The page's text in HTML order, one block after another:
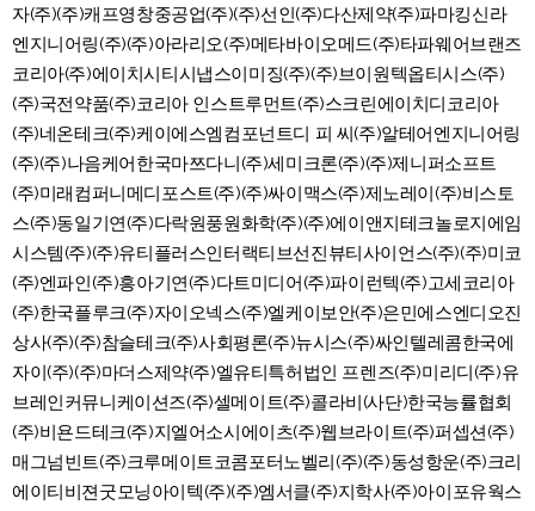
자(주)(주)캐프영창중공업(주)(주)선인(주)다산제약(주)파마킹신라
엔지니어링(주)(주)아라리오(주)메타바이오메드(주)타파웨어브랜즈
코리아(주)에이치시티시냅스이미징(주)(주)브이원텍옵티시스(주)
(주)국전약품(주)코리아 인스트루먼트(주)스크린에이치디코리아
(주)네온테크(주)케이에스엠컴포넌트디 피 씨(주)알테어엔지니어링
(주)(주)나음케어한국마쯔다니(주)세미크론(주)(주)제니퍼소프트
(주)미래컴퍼니메디포스트(주)(주)싸이맥스(주)제노레이(주)비스토
스(주)동일기연(주)다락원풍원화학(주)(주)에이앤지테크놀로지에임
시스템(주)(주)유티플러스인터랙티브선진뷰티사이언스(주)(주)미코
(주)엔파인(주)흥아기연(주)다트미디어(주)파이런텍(주)고세코리아
(주)한국플루크(주)자이오넥스(주)엘케이보안(주)은민에스엔디오진
상사(주)(주)참슬테크(주)사회평론(주)뉴시스(주)싸인텔레콤한국에
자이(주)(주)마더스제약(주)엘유티특허법인 프렌즈(주)미리디(주)유
브레인커뮤니케이션즈(주)셀메이트(주)콜라비(사단)한국능률협회
(주)비욘드테크(주)지엘어소시에이츠(주)웹브라이트(주)퍼셉션(주)
매그넘빈트(주)크루메이트코콤포터노벨리(주)(주)동성항운(주)크리
에이티비젼굿모닝아이텍(주)(주)엠서클(주)지학사(주)아이포유웍스